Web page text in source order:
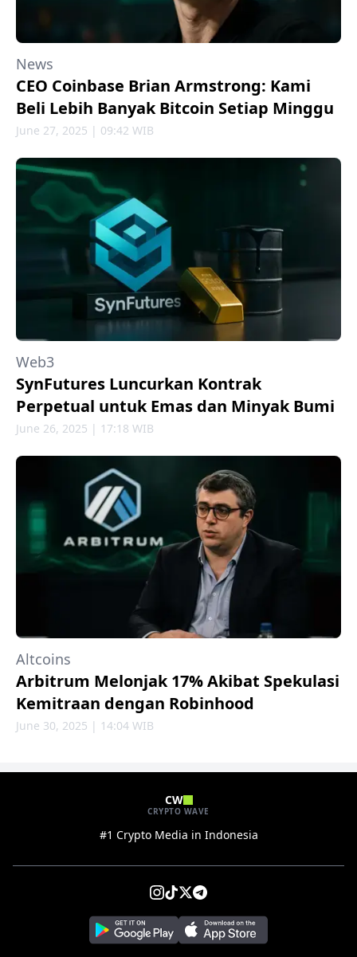
News
CEO Coinbase Brian Armstrong: Kami
Beli Lebih Banyak Bitcoin Setiap Minggu
June 27, 2025 | 09:42 WIB
Web3
SynFutures Luncurkan Kontrak
Perpetual untuk Emas dan Minyak Bumi
June 26, 2025 | 17:18 WIB
Altcoins
Arbitrum Melonjak 17% Akibat Spekulasi
Kemitraan dengan Robinhood
June 30, 2025 | 14:04 WIB
CW
CRYPTO WAVE
#1 Crypto Media in Indonesia